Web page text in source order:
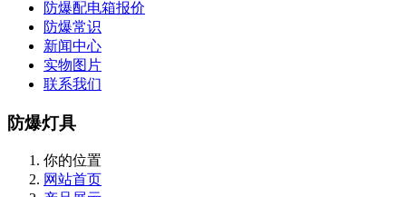
防爆配电箱报价
防爆常识
新闻中心
实物图片
联系我们
防爆灯具
你的位置
网站首页